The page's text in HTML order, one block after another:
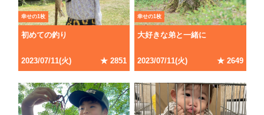
幸せの1枚
初めての釣り
2023/07/11(火) ★ 2851
幸せの1枚
大好きな弟と一緒に
2023/07/11(火) ★ 2649